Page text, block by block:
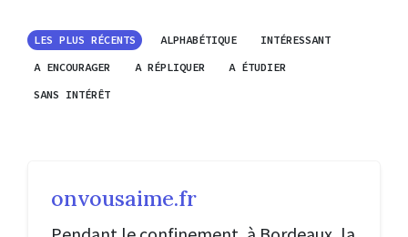
LES PLUS RÉCENTS ALPHABÉTIQUE
INTÉRESSANT
A ENCOURAGER
A RÉPLIQUER
A ÉTUDIER
SANS INTÉRÊT
onvousaime.fr